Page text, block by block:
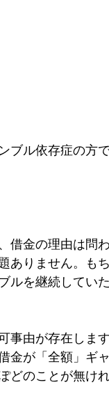
ル依存症の方
借金の理由は問
ありません。も
ルを継続してい
事由が存在しま
金が「全額」ギ
のことが無け